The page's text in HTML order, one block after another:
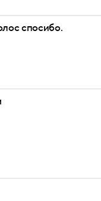
спосибо.